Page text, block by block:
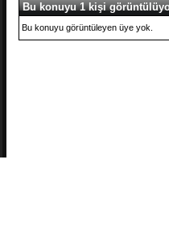
Bu konuyu 1 kişi
Bu konuyu görüntüleyen üye yok.